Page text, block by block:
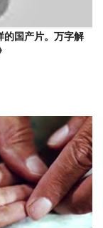
的国产片。万字解